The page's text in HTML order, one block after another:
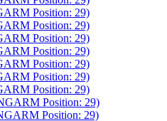
Position: 29)
Position: 29)
Position: 29)
Position: 29)
Position: 29)
Position: 29)
Position: 29)
Position: 29)
Position: 29)